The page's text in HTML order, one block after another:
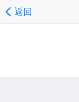
返回